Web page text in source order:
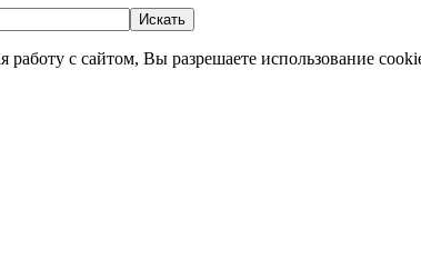
Искать
с сайтом, Вы разрешаете использование